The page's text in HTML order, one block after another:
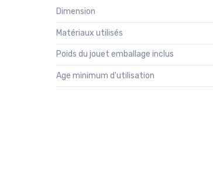
Dimension
Matériaux utilisés
Poids du jouet emballage inclus
Age minimum d'utilisation